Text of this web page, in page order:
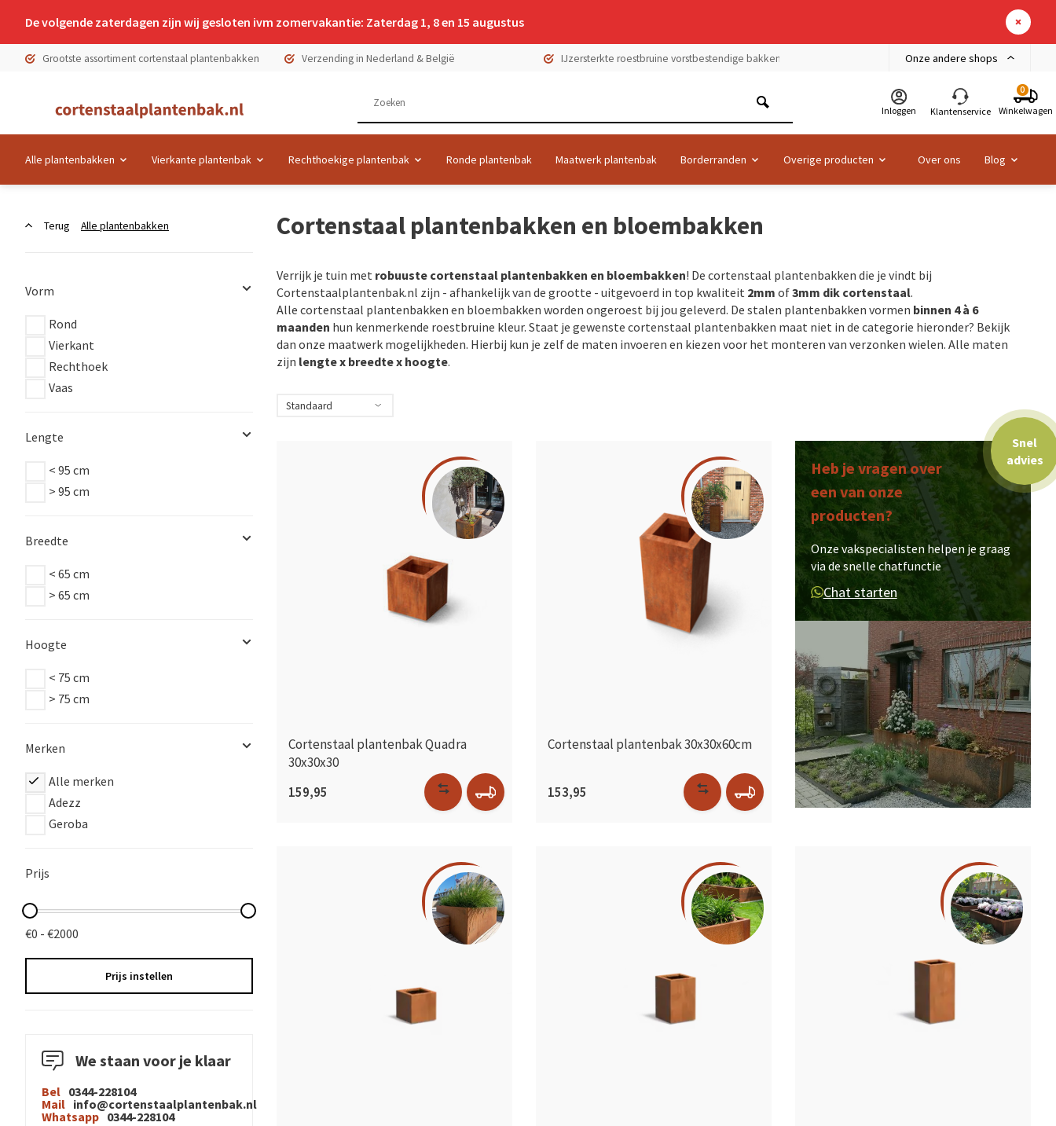
De volgende zaterdagen zijn wij gesloten ivm zomervakantie: Zaterdag 1, 8 en 15 augustus
Grootste assortiment cortenstaal plantenbakken Verzending in Nederland & België IJzersterkte roestbruine vorstbestendige bakken Onze andere shops
Inloggen Klantenservice
0
Winkelwagen
Alle plantenbakken Vierkante plantenbak Rechthoekige plantenbak Ronde plantenbak Maatwerk plantenbak Borderranden Overige producten Over ons Blog
Terug Alle plantenbakken Cortenstaal plantenbakken en bloembakken
Vorm
Rond
Vierkant
Rechthoek
Vaas
Lengte
< 95 cm
> 95 cm
Breedte
< 65 cm
> 65 cm
Hoogte
< 75 cm
> 75 cm
Merken
Alle merken
Adezz
Geroba
Prijs
€0 - €2000
Prijs instellen
We staan voor je klaar
Bel 0344-228104
Mail info@cortenstaalplantenbak.nl
Whatsapp 0344-228104
Verrijk je tuin met robuuste cortenstaal plantenbakken en bloembakken! De cortenstaal plantenbakken die je vindt bij
Cortenstaalplantenbak.nl zijn - afhankelijk van de grootte - uitgevoerd in top kwaliteit 2mm of3mm dik cortenstaal.
Alle cortenstaal plantenbakken en bloembakken worden ongeroest bij jou geleverd. De stalen plantenbakken vormen binnen 4 à 6
maanden hun kenmerkende roestbruine kleur. Staat je gewenste cortenstaal plantenbakken maat niet in de categorie hieronder? Bekijk
dan onze maatwerk mogelijkheden. Hierbij kun je zelf de maten invoeren en kiezen voor het monteren van verzonken wielen. Alle maten
zijn lengte x breedte x hoogte.
Cortenstaal plantenbak Quadra
30x30x30
159,95
Cortenstaal plantenbak 30x30x60cm
153,95
Snel
advies
Heb je vragen over
een van onze
producten?
Onze vakspecialisten helpen je graag
via de snelle chatfunctie
Chat starten